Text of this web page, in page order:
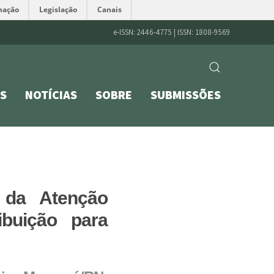
Legislação Canais
e-ISSN: 2446-4775 | ISSN: 1808-9569
NOTÍCIAS SOBRE SUBMISSÕES